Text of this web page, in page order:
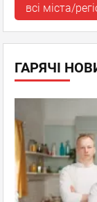
всі міста/
ГАРЯЧІ